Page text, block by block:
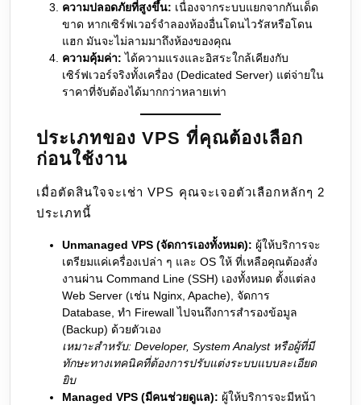
ความปลอดภัยที่สูงขึ้น: เนื่องจากระบบแยกจากกันเด็ด
ขาด หากเซิร์ฟเวอร์จำลองห้องอื่นโดนไวรัสหรือโดน
แฮก มันจะไม่ลามมาถึงห้องของคุณ
ความคุ้มค่า: ได้ความแรงและอิสระใกล้เคียงกับ
เซิร์ฟเวอร์จริงทั้งเครื่อง (Dedicated Server) แต่จ่ายใน
ราคาที่จับต้องได้มากกว่าหลายเท่า
ประเภทของ VPS ที่คุณต้องเลือก
ก่อนใช้งาน
เมื่อตัดสินใจจะเช่า VPS คุณจะเจอตัวเลือกหลักๆ 2
ประเภทนี้
Unmanaged VPS (จัดการเองทั้งหมด): ผู้ให้บริการจะ
เตรียมแค่เครื่องเปล่า ๆ และ OS ให้ ที่เหลือคุณต้องสั่ง
งานผ่าน Command Line (SSH) เองทั้งหมด ตั้งแต่ลง
Web Server (เช่น Nginx, Apache), จัดการ
Database, ทำ Firewall ไปจนถึงการสำรองข้อมูล
(Backup) ด้วยตัวเอง
เหมาะสำหรับ: Developer, System Analyst หรือผู้ที่มี
ทักษะทางเทคนิคที่ต้องการปรับแต่งระบบแบบละเอียด
ยิบ
Managed VPS (มีคนช่วยดูแล): ผู้ให้บริการจะมีหน้า